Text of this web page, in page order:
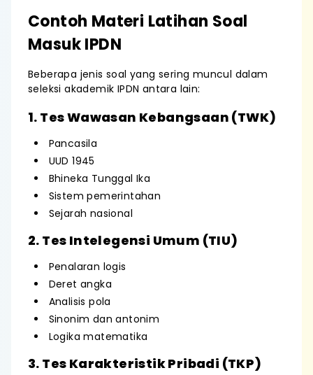
Contoh Materi Latihan Soal
Masuk IPDN
Beberapa jenis soal yang sering muncul dalam
seleksi akademik IPDN antara lain:
1. Tes Wawasan Kebangsaan (TWK)
Pancasila
UUD 1945
Bhineka Tunggal Ika
Sistem pemerintahan
Sejarah nasional
2. Tes Intelegensi Umum (TIU)
Penalaran logis
Deret angka
Analisis pola
Sinonim dan antonim
Logika matematika
3. Tes Karakteristik Pribadi (TKP)